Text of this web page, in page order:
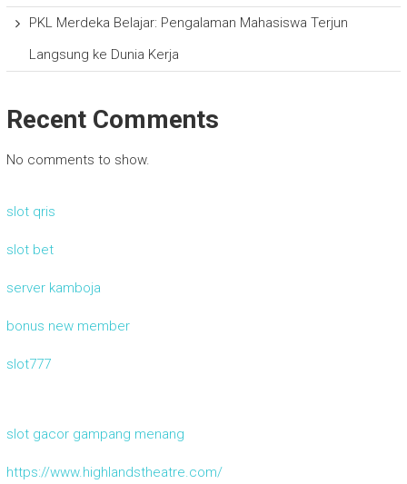
PKL Merdeka Belajar: Pengalaman Mahasiswa Terjun
Langsung ke Dunia Kerja
Recent Comments
No comments to show.
slot qris
slot bet
server kamboja
bonus new member
slot777
slot gacor gampang menang
https://www.highlandstheatre.com/